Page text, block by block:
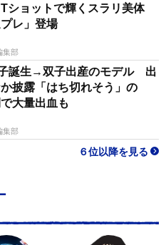
ショットで輝くスラリ美体
レ」登場
集部
誕生→双子出産のモデル 出
披露「はち切れそう」の
大量出血も
集部
６位以降を見る